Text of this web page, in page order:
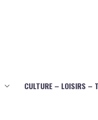
CULTURE – LOISIRS –